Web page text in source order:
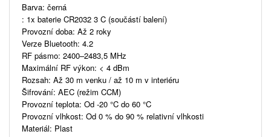
Barva: černá
: 1x baterie CR2032 3 C (součástí balení)
Provozní doba: Až 2 roky
Verze Bluetooth: 4.2
RF pásmo: 2400–2483,5 MHz
Maximální RF výkon: < 4 dBm
Rozsah: Až 30 m venku / až 10 m v interiéru
Šifrování: AEC (režim CCM)
Provozní teplota: Od -20 °C do 60 °C
Provozní vlhkost: Od 0 % do 90 % relativní vlhkosti
Materiál: Plast